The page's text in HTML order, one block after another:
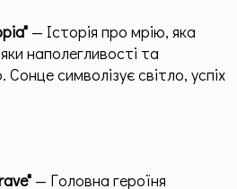
— Історія про мрію, яка
наполегливості та
символізує світло, успіх
— Головна героїня